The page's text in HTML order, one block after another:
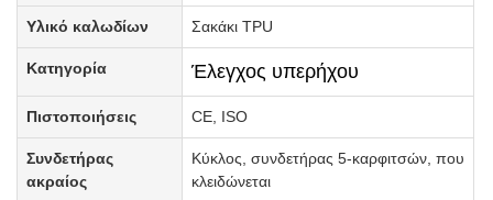
Υλικό καλωδίων Σακάκι TPU
Κατηγορία Έλεγχος υπερήχου
Πιστοποιήσεις CE, ISO
Συνδετήρας
ακραίος
Κύκλος, συνδετήρας 5-καρφιτσών, που
κλειδώνεται